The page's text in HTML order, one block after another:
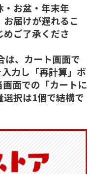
お盆・年末年
届けが遅れるこ
めご了承くださ
、カート画面で
力し「再計算」ボ
面での「カートに
選択は1個で結構で